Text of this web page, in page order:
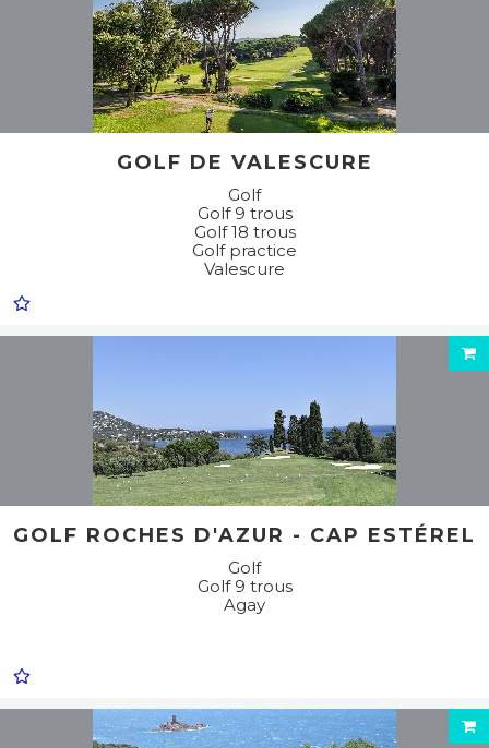
GOLF DE VALESCURE
Golf
Golf 9 trous
Golf 18 trous
Golf practice
Valescure
GOLF ROCHES D'AZUR - CAP ESTÉREL
Golf
Golf 9 trous
Agay